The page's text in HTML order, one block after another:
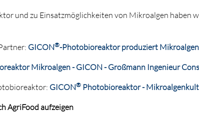
und zu Einsatzmöglichkeiten von Mikroalgen haben
GICON®-Photobioreaktor produziert
Mikroalgen - GICON - Großmann Ingenieur
GICON® Photobioreaktor -
AgriFood aufzeigen